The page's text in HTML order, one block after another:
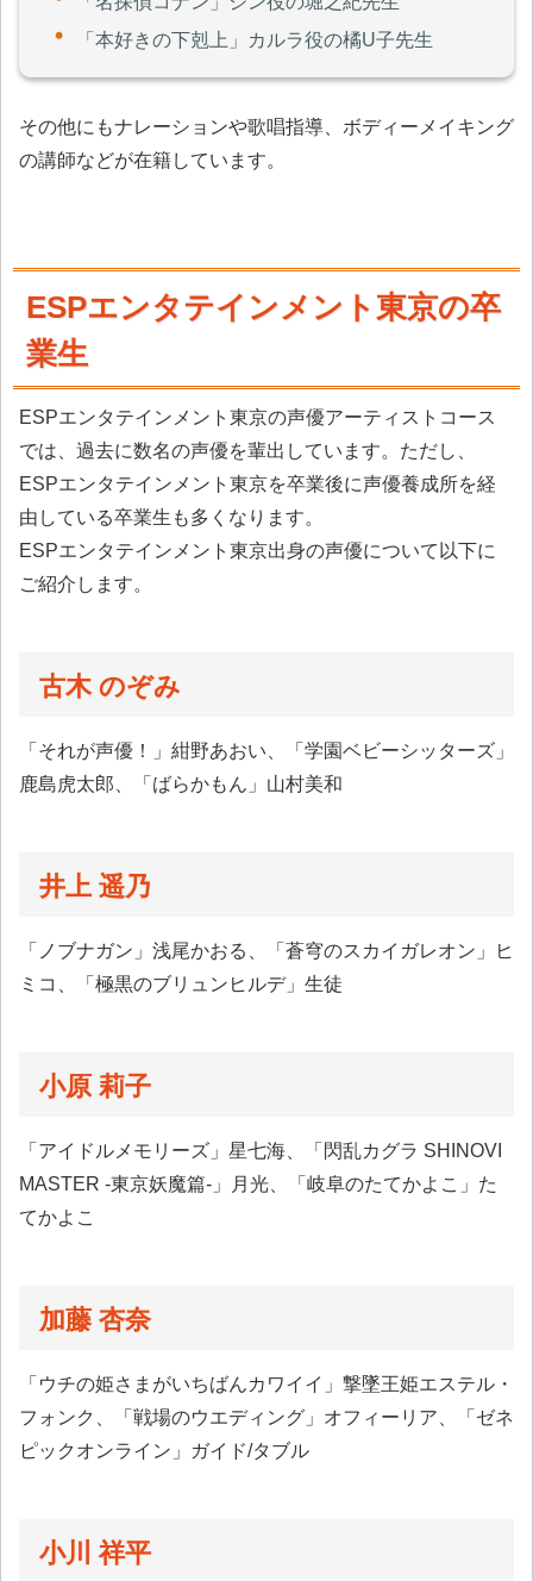
「本好きの下剋上」カルラ役の橘U子先生
その他にもナレーションや歌唱指導、ボディーメイキング
の講師などが在籍しています。
ESPエンタテインメント東京の卒
業生
ESPエンタテインメント東京の声優アーティストコース
では、過去に数名の声優を輩出しています。ただし、
ESPエンタテインメント東京を卒業後に声優養成所を経
由している卒業生も多くなります。
ESPエンタテインメント東京出身の声優について以下に
ご紹介します。
古木 のぞみ
「それが声優！」紺野あおい、「学園ベビーシッターズ」
鹿島虎太郎、「ばらかもん」山村美和
井上 遥乃
「ノブナガン」浅尾かおる、「蒼穹のスカイガレオン」ヒ
ミコ、「極黒のブリュンヒルデ」生徒
小原 莉子
「アイドルメモリーズ」星七海、「閃乱カグラ SHINOVI
MASTER -東京妖魔篇-」月光、「岐阜のたてかよこ」た
てかよこ
加藤 杏奈
「ウチの姫さまがいちばんカワイイ」撃墜王姫エステル・
フォンク、「戦場のウエディング」オフィーリア、「ゼネ
ピックオンライン」ガイド/タブル
小川 祥平